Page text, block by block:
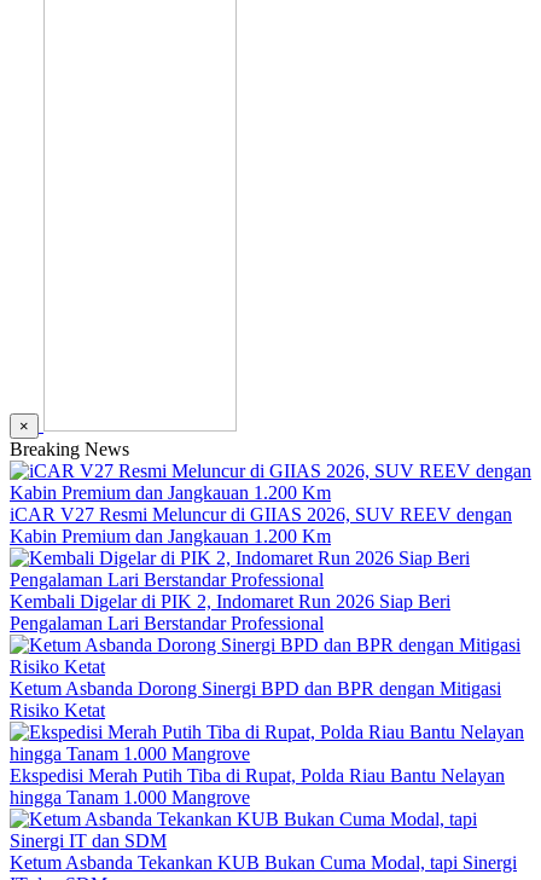
×
Breaking News
iCAR V27 Resmi Meluncur di GIIAS 2026, SUV REEV dengan
Kabin Premium dan Jangkauan 1.200 Km
Kembali Digelar di PIK 2, Indomaret Run 2026 Siap Beri
Pengalaman Lari Berstandar Professional
Ketum Asbanda Dorong Sinergi BPD dan BPR dengan Mitigasi
Risiko Ketat
Ekspedisi Merah Putih Tiba di Rupat, Polda Riau Bantu Nelayan
hingga Tanam 1.000 Mangrove
Ketum Asbanda Tekankan KUB Bukan Cuma Modal, tapi Sinergi